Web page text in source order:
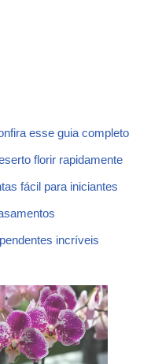
esse guia completo
florir rapidamente
fácil para iniciantes
incríveis